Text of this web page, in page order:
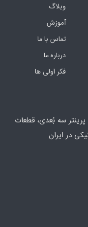
وبلاگ
آموزش
تماس با ما
درباره ما
فکر اولی ها
پرینتر سه بُعدی، قطعات
در ایران